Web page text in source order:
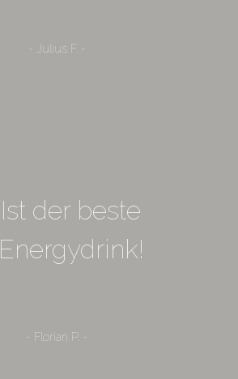
- Julius F. -
Ist der beste
Energydrink!
- Florian P. -